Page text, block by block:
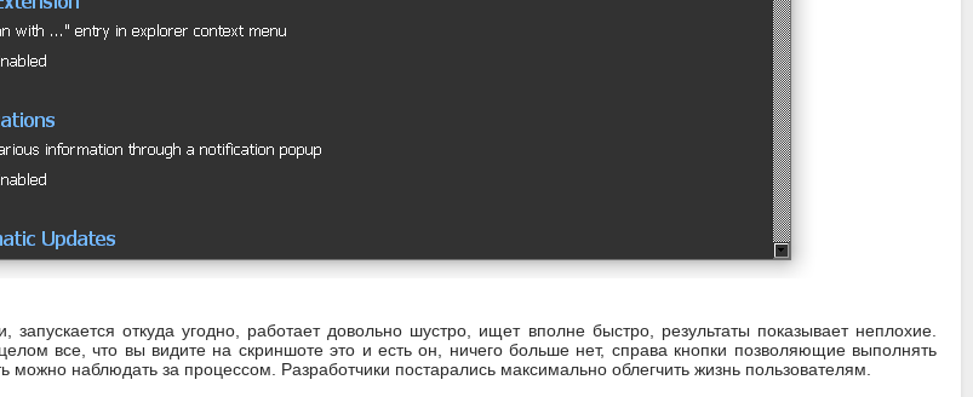
запускается откуда угодно, работает довольно шустро, ищет вполне быстро, результаты показывает неплохие.
все, что вы видите на скриншоте это и есть он, ничего больше нет, справа кнопки позволяющие выполнять
можно наблюдать за процессом. Разработчики постарались максимально облегчить жизнь пользователям.